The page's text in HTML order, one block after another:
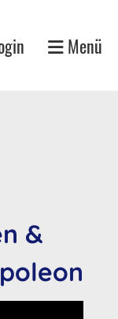
Menü
&